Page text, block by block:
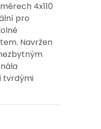
4x110
pro
Navržen
tvrdými